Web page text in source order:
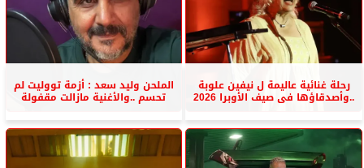
رحلة غنائية عاليمة ل نيفين علوبة
..وأصدقاؤها فى صيف الأوبرا 2026
الملحن وليد سعد : أزمة تووليت لم
تحسم ..والأغنية مازالت مقفولة